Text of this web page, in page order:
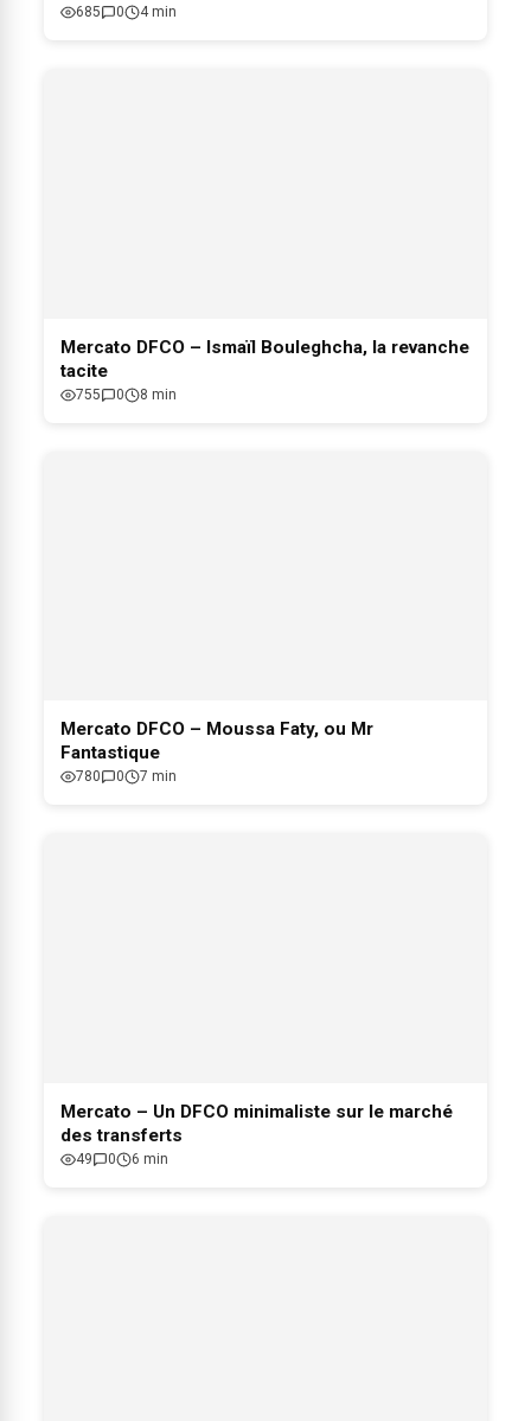
685 0 4 min
Mercato DFCO – Ismaïl Bouleghcha, la revanche
tacite
755 0 8 min
Mercato DFCO – Moussa Faty, ou Mr
Fantastique
780 0 7 min
Mercato – Un DFCO minimaliste sur le marché
des transferts
49 0 6 min